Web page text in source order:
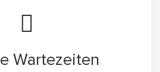
Wartezeiten